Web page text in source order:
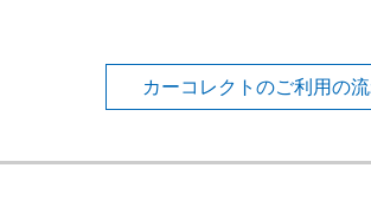
カーコレクトのご利用の